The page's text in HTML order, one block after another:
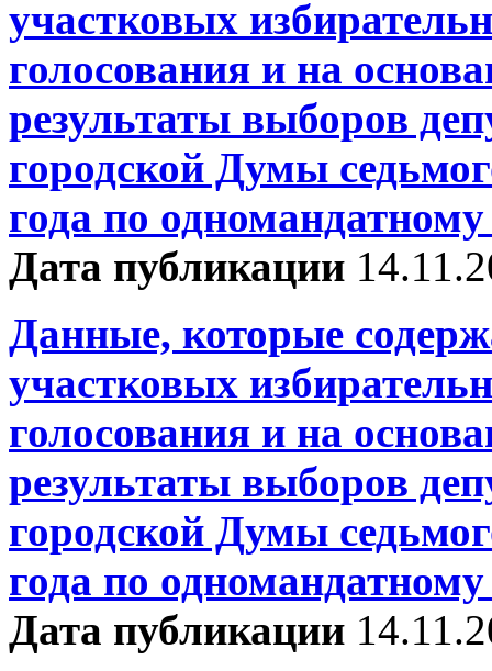
участковых
голосования и на
результаты выборов
городской Думы
года по
Дата публикации
Данные, которые
участковых
голосования и на
результаты выборов
городской Думы
года по
Дата публикации